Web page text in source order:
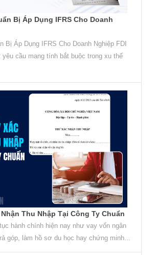
Bị Áp Dụng IFRS Cho Doanh
Bị Áp Dụng IFRS Cho Doanh Nghiệp FDI
yêu cầu mang tính bắt buộc trong xu thế
Thu Nhập Tại Công Ty Chuẩn
hành chính hiện nay như vay vốn ngân
góp, làm hồ sơ du học hay chứng minh...